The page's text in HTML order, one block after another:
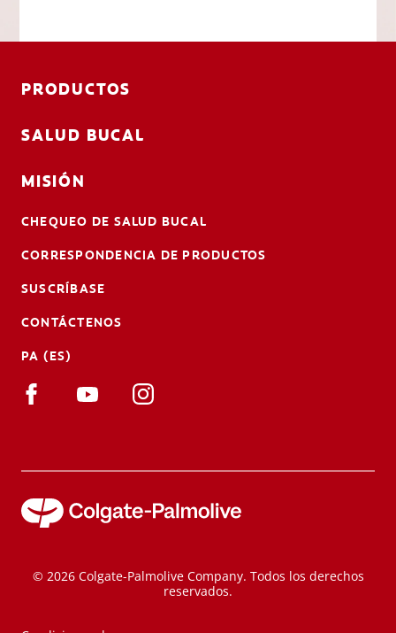
PRODUCTOS
SALUD BUCAL
MISIÓN
CHEQUEO DE SALUD BUCAL
CORRESPONDENCIA DE PRODUCTOS
SUSCRÍBASE
CONTÁCTENOS
PA (ES)
© 2026 Colgate-Palmolive Company. Todos los derechos
reservados.